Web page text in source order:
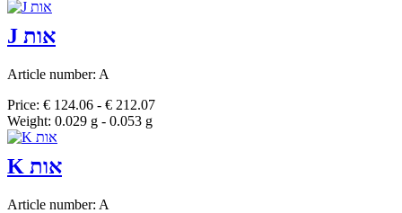
J אות
Article number: A
Price: € 124.06 - € 212.07
Weight: 0.029 g - 0.053 g
K אות
Article number: A